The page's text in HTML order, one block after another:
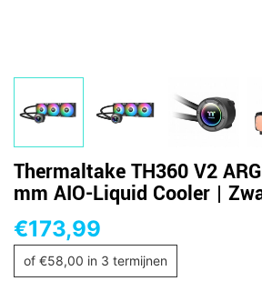
Thermaltake TH360 V2
mm AIO-Liquid Cooler |
€173,99
of €58,00 in 3 termijnen